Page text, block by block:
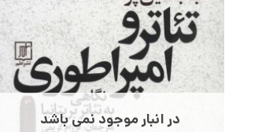
در انبار موجود نمی باشد